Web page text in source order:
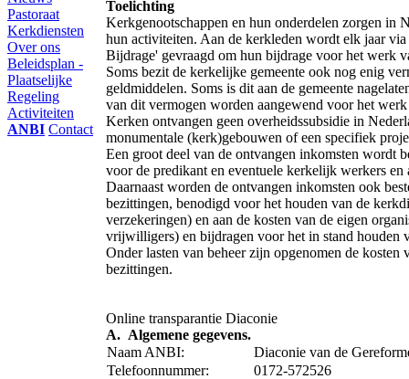
Pastoraat
Kerkdiensten
Over ons
Beleidsplan -
Plaatselijke
Regeling
Activiteiten
ANBI Contact
Toelichting
Kerkgenootschappen en hun onderdelen zorgen in
hun activiteiten. Aan de kerkleden wordt elk jaar
Bijdrage' gevraagd om hun bijdrage voor het werk
Soms bezit de kerkelijke gemeente ook nog enig
geldmiddelen. Soms is dit aan de gemeente
van dit vermogen worden aangewend voor het werk
Kerken ontvangen geen overheidssubsidie in
monumentale (kerk)gebouwen of een specifiek
Een groot deel van de ontvangen inkomsten wordt
voor de predikant en eventuele kerkelijk werkers
Daarnaast worden de ontvangen inkomsten ook
bezittingen, benodigd voor het houden van de
verzekeringen) en aan de kosten van de eigen
vrijwilligers) en bijdragen voor het in stand houden
Onder lasten van beheer zijn opgenomen de
bezittingen.
Online transparantie Diaconie
A. Algemene gegevens.
Naam ANBI:
Diaconie van de
Telefoonnummer:
0172-572526